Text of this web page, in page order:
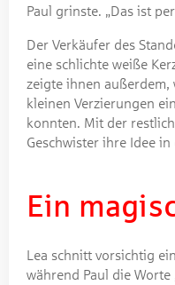
Paul grinste. „Das ist
Der Verkäufer des
eine schlichte weiße
zeigte ihnen außerdem,
kleinen Verzierungen
konnten. Mit der
Geschwister ihre Idee in
Ein
Lea schnitt vorsichtig
während Paul die Worte